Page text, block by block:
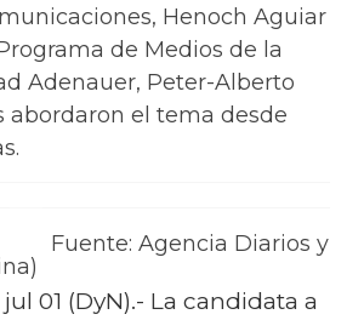
Henoch Aguiar
de Medios de la
Adenauer, Peter-Alberto
abordaron el tema desde
Fuente: Agencia Diarios y
jul 01 (DyN).- La candidata a